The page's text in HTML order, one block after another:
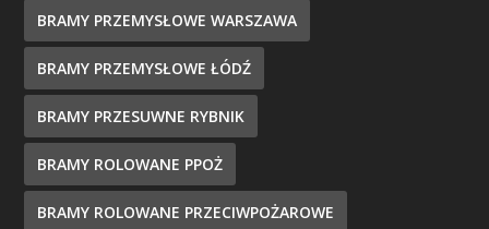
BRAMY PRZEMYSŁOWE WARSZAWA
BRAMY PRZEMYSŁOWE ŁÓDŹ
BRAMY PRZESUWNE RYBNIK
BRAMY ROLOWANE PPOŻ
BRAMY ROLOWANE PRZECIWPOŻAROWE